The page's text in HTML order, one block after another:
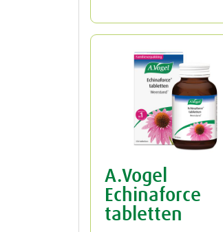
A.Vogel
Echinaforce
tabletten